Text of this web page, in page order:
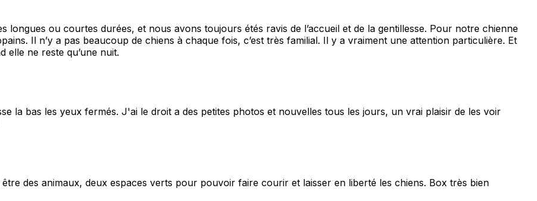
ou courtes durées, et nous avons toujours étés ravis de l’accueil et de la gentillesse. Pour notre chienne
Il n’y a pas beaucoup de chiens à chaque fois, c’est très familial. Il y a vraiment une attention particulière. Et
elle ne reste qu’une nuit.
la bas les yeux fermés. J'ai le droit a des petites photos et nouvelles tous les jours, un vrai plaisir de les voir
des animaux, deux espaces verts pour pouvoir faire courir et laisser en liberté les chiens. Box très bien